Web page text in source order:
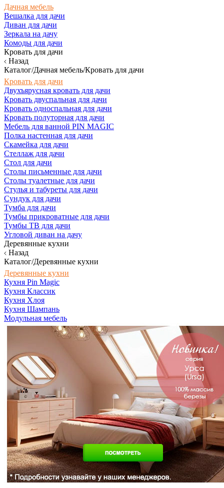
Дачная мебель
Вешалка для дачи
Диван для дачи
Зеркала на дачу
Комоды для дачи
Кровать для дачи
Назад
Каталог/Дачная мебель/Кровать для дачи
Кровать для дачи
Двухъярусная кровать для дачи
Кровать двуспальная для дачи
Кровать односпальная для дачи
Кровать полуторная для дачи
Мебель для ванной PIN MAGIC
Полка настенная для дачи
Скамейка для дачи
Стеллаж для дачи
Стол для дачи
Столы письменные для дачи
Столы туалетные для дачи
Стулья и табуреты для дачи
Сундук для дачи
Тумба для дачи
Тумбы прикроватные для дачи
Тумбы ТВ для дачи
Угловой диван на дачу
Деревянные кухни
Назад
Каталог/Деревянные кухни
Деревянные кухни
Кухня Pin Magic
Кухня Классик
Кухня Хлоя
Кухня Шампань
Модульная мебель